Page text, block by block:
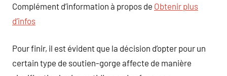
Complément d’information à propos de Obtenir plus
d’infos
Pour finir, il est évident que la décision d’opter pour un
certain type de soutien-gorge affecte de manière